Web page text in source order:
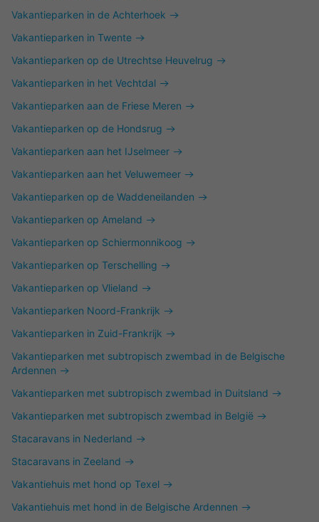
Vakantieparken in de Achterhoek
Vakantieparken in Twente
Vakantieparken op de Utrechtse Heuvelrug
Vakantieparken in het Vechtdal
Vakantieparken aan de Friese Meren
Vakantieparken op de Hondsrug
Vakantieparken aan het IJselmeer
Vakantieparken aan het Veluwemeer
Vakantieparken op de Waddeneilanden
Vakantieparken op Ameland
Vakantieparken op Schiermonnikoog
Vakantieparken op Terschelling
Vakantieparken op Vlieland
Vakantieparken Noord-Frankrijk
Vakantieparken in Zuid-Frankrijk
Vakantieparken met subtropisch zwembad in de Belgische
Ardennen
Vakantieparken met subtropisch zwembad in Duitsland
Vakantieparken met subtropisch zwembad in België
Stacaravans in Nederland
Stacaravans in Zeeland
Vakantiehuis met hond op Texel
Vakantiehuis met hond in de Belgische Ardennen